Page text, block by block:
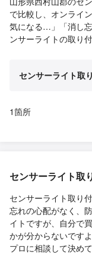
で比較し、オンライ
気になる…」「消し
ンサーライトの取り
センサーライト取
1箇所
センサーライト取
センサーライト取り
忘れの心配がなく、
イトですが、自分で
かが分からないです
プロに相談して決め